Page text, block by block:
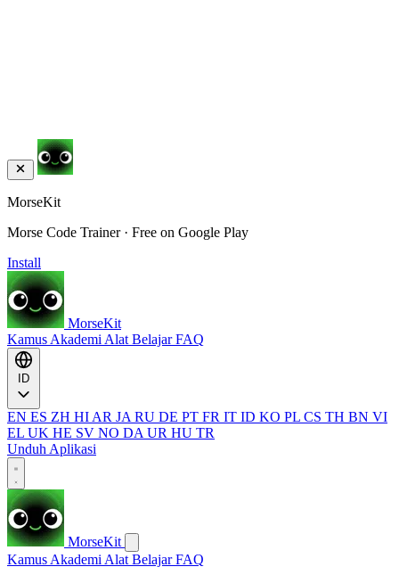
MorseKit
Morse Code Trainer · Free on Google Play
Install
MorseKit
Kamus Akademi Alat BelajarFAQ
EN ES ZH HI AR JA RU DE PT FR IT ID KO PL CS TH BN VI
EL UK HE SV NO DA UR HU TR
Unduh Aplikasi
MorseKit
Kamus Akademi Alat BelajarFAQ